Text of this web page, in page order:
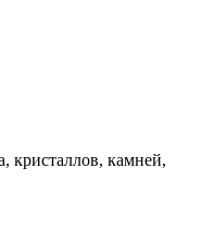
кристаллов, камней,